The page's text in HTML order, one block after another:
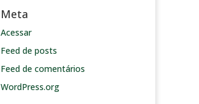
Meta
Acessar
Feed de posts
Feed de comentários
WordPress.org